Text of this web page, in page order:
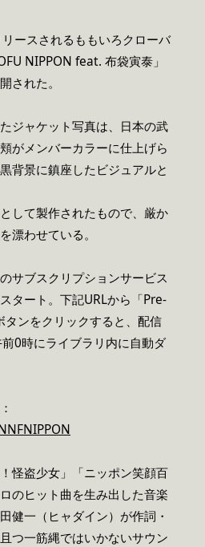
ースされるももいろクローバ
NIPPON feat. 布袋寅泰」
された。
ジャケット写真は、日本の武
がメンバーカラーに仕上げら
背景に鎮座したビジュアルと
して製作されたもので、厳か
漂わせている。
サブスクリプションサービス
タート。下記URLから「Pre-
ンをクリックすると、配信
0時にライブラリ内に自動ダ
怪盗少女」「ニッポン笑顔百
のヒット曲を生み出した音楽
健一（ヒャダイン）が作詞・
つ一筋縄ではいかないサウン